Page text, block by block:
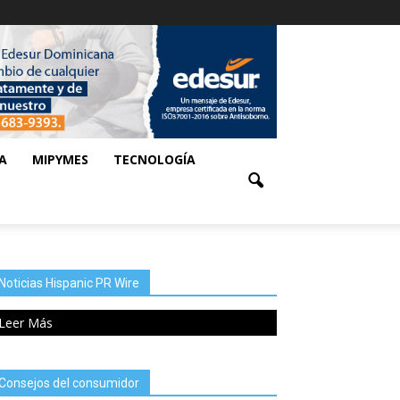
MIPYMES TECNOLOGÍA
Noticias Hispanic PR Wire
Leer Más
del consumidor